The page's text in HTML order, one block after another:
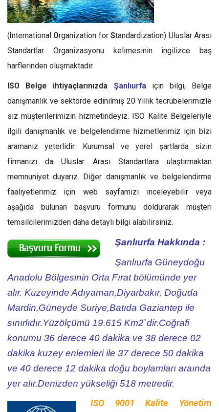
(International Organization forStandardization) Uluslar Arası
Standartlar Organizasyonu kelimesinin ingilizce baş
harflerinden oluşmaktadır.
ISO Belge ihtiyaçlarınızda Şanlıurfa için bilgi, Belge
danışmanlık ve sektörde edinilmiş 20 Yıllık tecrübelerimizle
siz müşterilerimizin hizmetindeyiz. ISO Kalite Belgeleriyle
ilgili danışmanlık ve belgelendirme hizmetlerimiz için bizi
aramanız yeterlidir. Kurumsal ve yerel şartlarda sizin
firmanızı da Uluslar Arası Standartlara ulaştırmaktan
memnuniyet duyarız. Diğer danışmanlık ve belgelendirme
faaliyetlerimiz için web sayfamızı inceleyebilir veya
aşağıda bulunan başvuru formunu doldurarak müşteri
temsilcilerimizden daha detaylı bilgi alabilirsiniz.
Şanlıurfa Hakkında :
Şanlıurfa Güneydoğu
Anadolu Bölgesinin Orta Fırat bölümünde yer
alır. Kuzeyinde Adıyaman,Diyarbakır, Doğuda
Mardin,Güneyde Suriye,Batıda Gaziantep ile
sınırlıdır.Yüzölçümü 19.615 Km2`dir.Coğrafi
konumu 36 derece 40 dakika ve 38 derece 02
dakika kuzey enlemleri ile 37 derece 50 dakika
ve 40 derece 12 dakika doğu boylamları araında
yer alır.Denizden yükseliği 518 metredir.
ISO 9001 Kalite Yönetim